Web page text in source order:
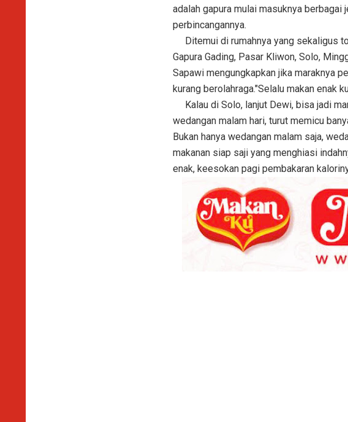
adalah gapura mulai masuknya
perbincangannya.
Ditemui di rumahnya yang sekaligus
Gapura Gading, Pasar Kliwon, Solo,
Sapawi mengungkapkan jika maraknya
kurang berolahraga."Selalu makan enak
Kalau di Solo, lanjut Dewi, bisa jadi
wedangan malam hari, turut memicu
Bukan hanya wedangan malam saja,
makanan siap saji yang menghiasi
enak, keesokan pagi pembakaran